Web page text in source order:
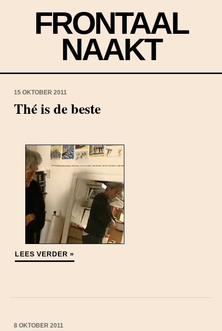
FRONTAAL
NAAKT
15 OKTOBER 2011
Thé is de beste
LEES VERDER »
8 OKTOBER 2011